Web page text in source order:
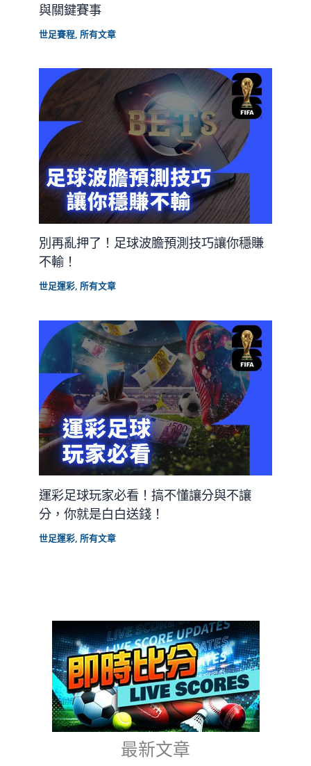
與關鍵賽事
世足賽程,所有文章
別再亂押了！足球波膽預測技巧讓你穩賺
不輸！
世足運彩,所有文章
運彩足球玩家必看！搞不懂讓分與不讓
分，你就是白白送錢！
世足運彩,所有文章
最新文章